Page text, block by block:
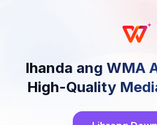
Ihanda ang WMA
High-Quality